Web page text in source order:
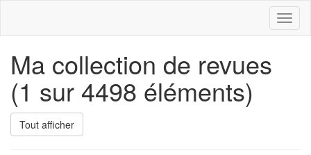
Ma collection de revues
(1 sur 4498 éléments)
Tout afficher